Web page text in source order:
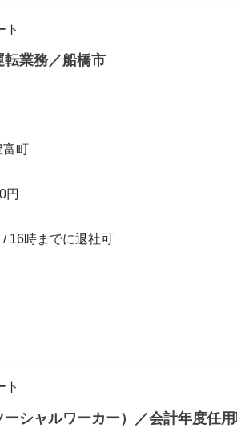
ト
業務／船橋市
富町
円
/ 16時までに退社可
ト
ーシャルワーカー）／会計年度任